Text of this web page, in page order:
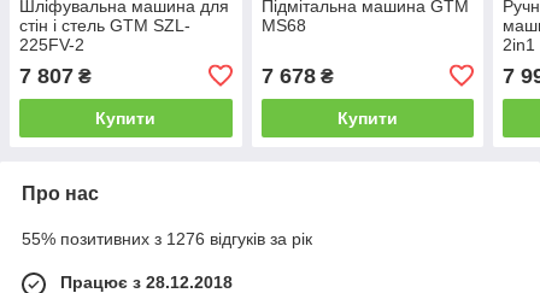
Шліфувальна машина для
стін і стель GTM SZL-
225FV-2
7 807 ₴
Купити
Підмітальна машина GTM
MS68
7 678₴
Купити
2in1
7
Про нас
55% позитивних з 1276 відгуків за рік
Працює з 28.12.2018